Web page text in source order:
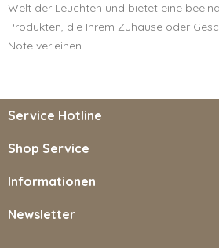
Welt der Leuchten und bietet eine
Produkten, die Ihrem Zuhause oder
Note verleihen.
Service Hotline
Shop Service
Informationen
Newsletter